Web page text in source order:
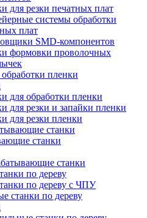
для резки печатных плат
системы обработки
плат
SMD-компонентов
формовки проволочных
пленки
для обработки пленки
для резки и запайки пленки
для резки пленки
станки
станки
станки
по дереву
по дереву с ЧПУ
станки по дереву